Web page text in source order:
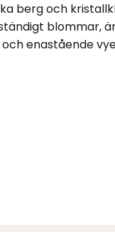
berg och
blommar,
enastående